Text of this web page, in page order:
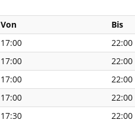
Von
Bis
17:00
22:00
17:00
22:00
17:00
22:00
17:00
22:00
17:30
22:00